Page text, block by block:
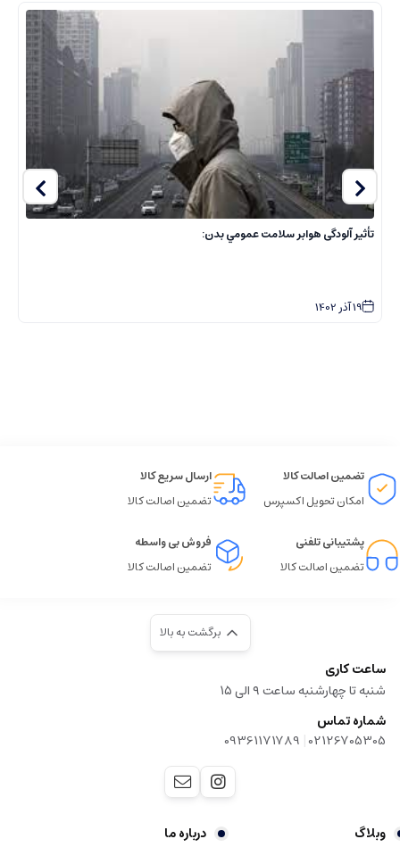
تأثیر آلودگی هوابر سلامت عمومي بدن:
19آذر1402
تضمین اصالت کالا
امکان تحویل اکسپرس
ارسال سریع کالا
تضمین اصالت کالا
پشتیبانی تلفنی
تضمین اصالت کالا
فروش بی واسطه
تضمین اصالت کالا
برگشت به بالا
ساعت کاری
شنبه تا چهارشنبه ساعت ۹ الی ۱۵
شماره تماس
02126705305
|
09361171789
وبلاگ درباره ما